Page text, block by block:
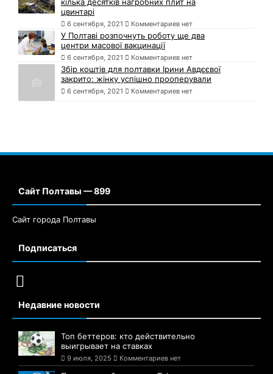
цвинтарі
6 сентября, 2021 Комментариев нет
У Полтаві розпочнуть роботу ще два
центри масової вакцинації
6 сентября, 2021 Комментариев нет
Збір коштів для полтавки Ірини Авдєєвої
закрито: жінку успішно прооперували
6 сентября, 2021 Комментариев нет
Сайт Полтавы — 899
Сайт города Полтавы
Подписаться
Недавние новости
Топ беттеров: кто действительно
выигрывает на ставках
9 июля, 2025 Комментариев нет